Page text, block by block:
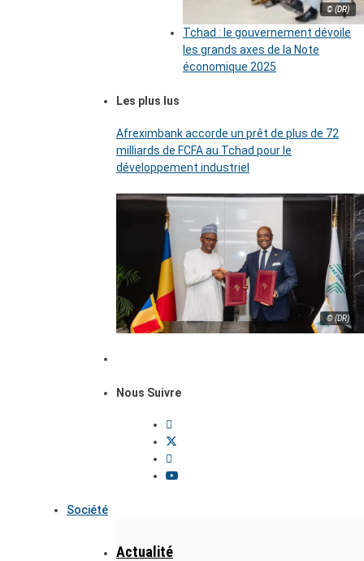
© (DR)
Tchad : le gouvernement dévoile
les grands axes de la Note
économique 2025
Les plus lus
Afreximbank accorde un prêt de plus de 72
milliards de FCFA au Tchad pour le
développement industriel
© (DR)
Nous Suivre
Société
Actualité